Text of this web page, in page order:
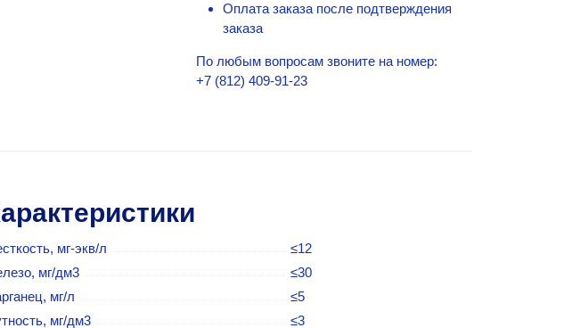
Оплата заказа после подтверждения
заказа
По любым вопросам звоните на номер:
+7 (812) 409-91-23
мг-экв/л
≤12
мг/дм3
≤30
мг/л
≤5
мг/дм3
≤3